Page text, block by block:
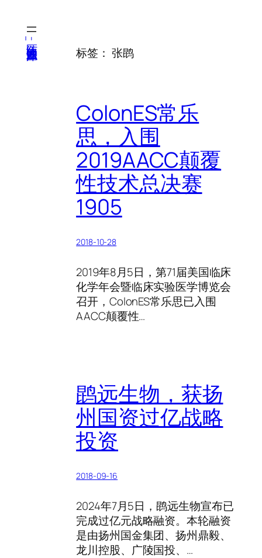
标签： 张鹍
ColonES常乐
思，入围
2019AACC颠覆
性技术总决赛
1905
2018-10-28
2019年8月5日，第71届美国临床
化学年会暨临床实验医学博览会
召开，ColonES常乐思已入围
AACC颠覆性…
鹍远生物，获扬
州国资过亿战略
投资
2018-09-16
2024年7月5日，鹍远生物宣布已
完成过亿元战略融资。本轮融资
是由扬州国金集团、扬州鼎毅、
龙川控股、广陵国投、…